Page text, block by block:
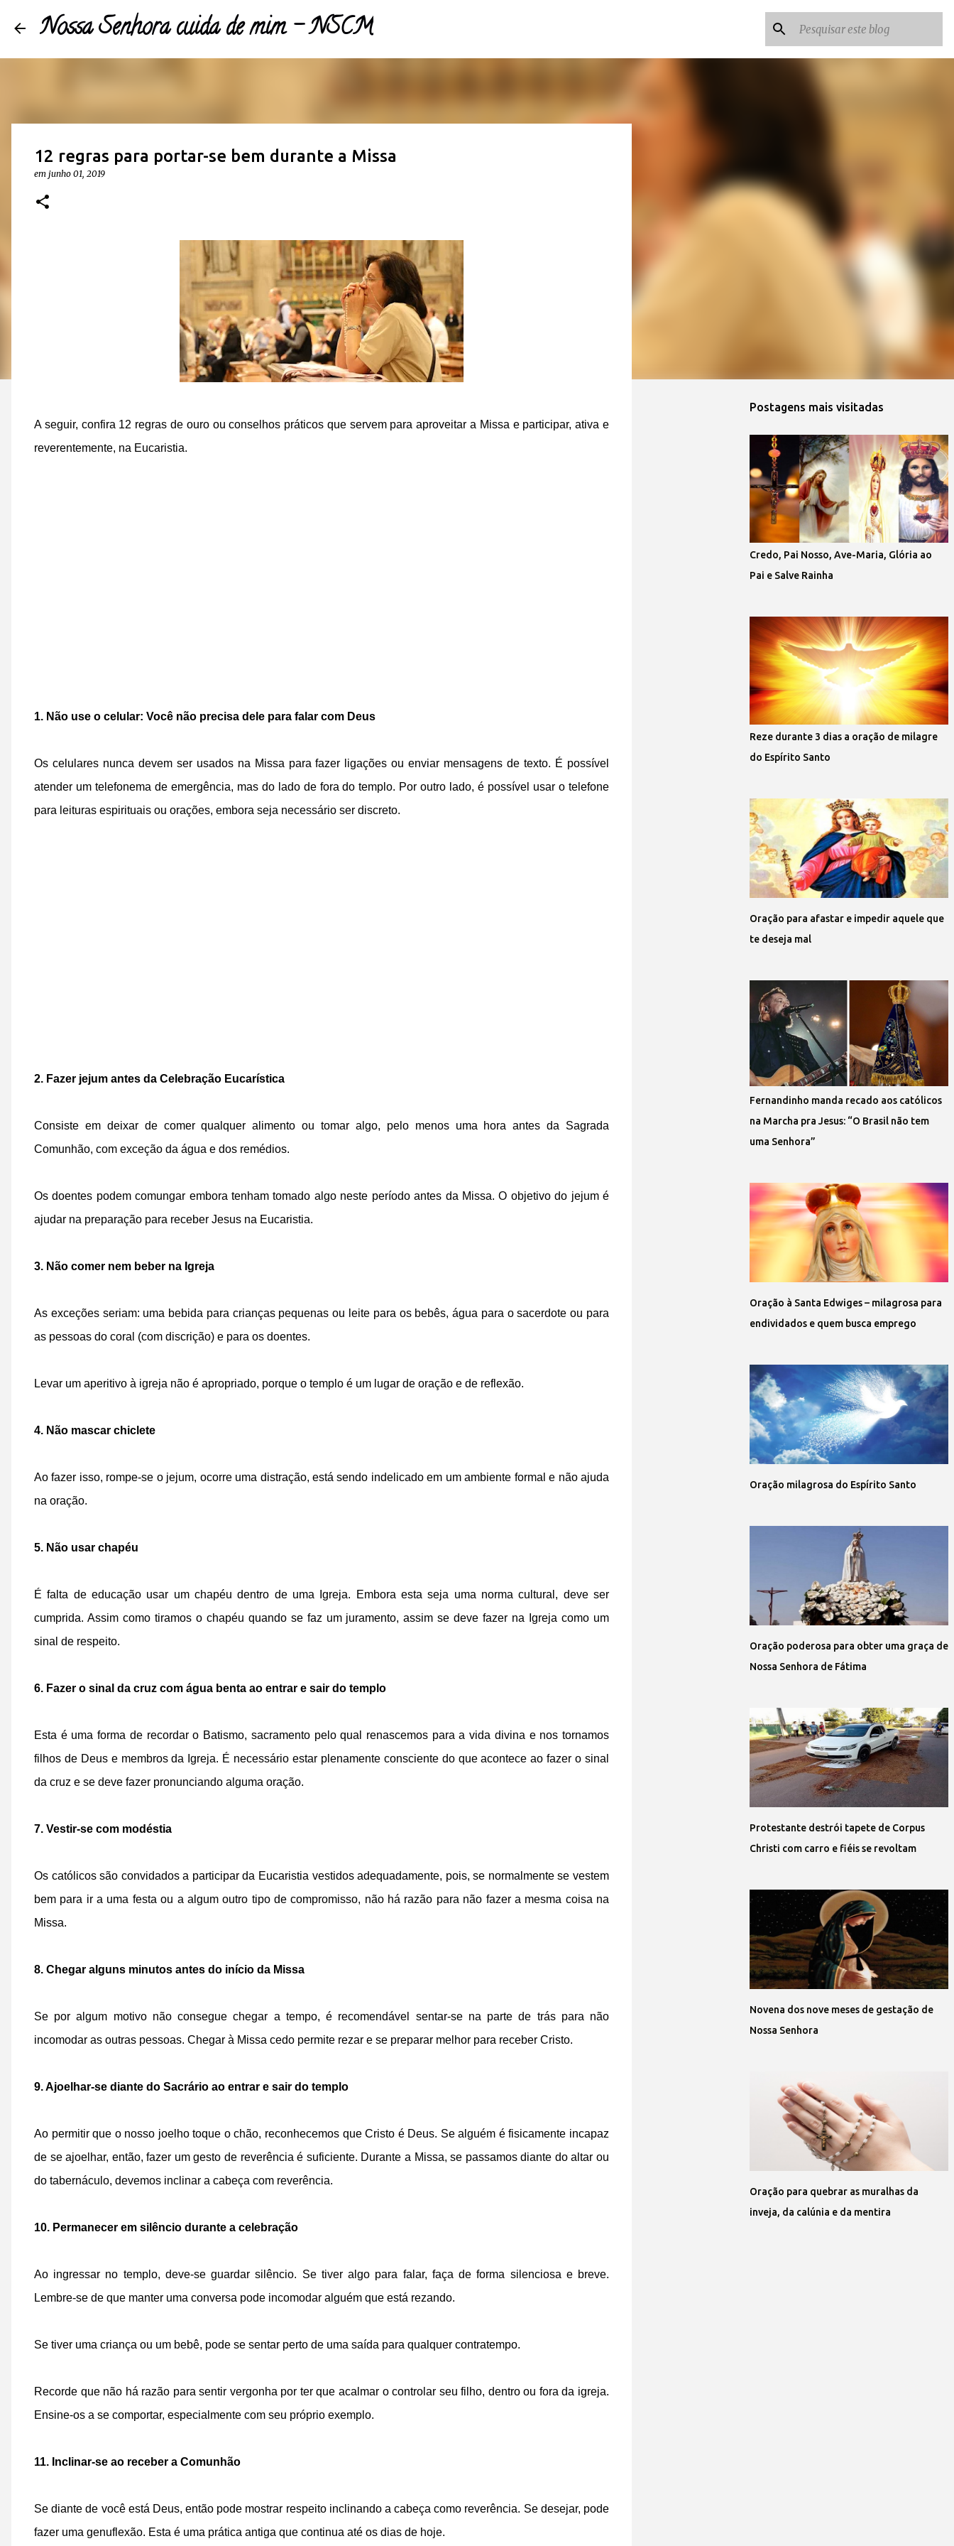
Nossa Senhora cuida de mim - NSCM
12 regras para portar-se bem durante a Missa
em junho 01, 2019
A seguir, confira 12 regras de ouro ou conselhos práticos que servem para aproveitar a Missa e participar, ativa e
reverentemente, na Eucaristia.
1. Não use o celular: Você não precisa dele para falar com Deus
Os celulares nunca devem ser usados na Missa para fazer ligações ou enviar mensagens de texto. É possível
atender um telefonema de emergência, mas do lado de fora do templo. Por outro lado, é possível usar o telefone
para leituras espirituais ou orações, embora seja necessário ser discreto.
2. Fazer jejum antes da Celebração Eucarística
Consiste em deixar de comer qualquer alimento ou tomar algo, pelo menos uma hora antes da Sagrada
Comunhão, com exceção da água e dos remédios.
Os doentes podem comungar embora tenham tomado algo neste período antes da Missa. O objetivo do jejum é
ajudar na preparação para receber Jesus na Eucaristia.
3. Não comer nem beber na Igreja
As exceções seriam: uma bebida para crianças pequenas ou leite para os bebês, água para o sacerdote ou para
as pessoas do coral (com discrição) e para os doentes.
Levar um aperitivo à igreja não é apropriado, porque o templo é um lugar de oração e de reflexão.
4. Não mascar chiclete
Ao fazer isso, rompe-se o jejum, ocorre uma distração, está sendo indelicado em um ambiente formal e não ajuda
na oração.
5. Não usar chapéu
É falta de educação usar um chapéu dentro de uma Igreja. Embora esta seja uma norma cultural, deve ser
cumprida. Assim como tiramos o chapéu quando se faz um juramento, assim se deve fazer na Igreja como um
sinal de respeito.
6. Fazer o sinal da cruz com água benta ao entrar e sair do templo
Esta é uma forma de recordar o Batismo, sacramento pelo qual renascemos para a vida divina e nos tornamos
filhos de Deus e membros da Igreja. É necessário estar plenamente consciente do que acontece ao fazer o sinal
da cruz e se deve fazer pronunciando alguma oração.
7. Vestir-se com modéstia
Os católicos são convidados a participar da Eucaristia vestidos adequadamente, pois, se normalmente se vestem
bem para ir a uma festa ou a algum outro tipo de compromisso, não há razão para não fazer a mesma coisa na
Missa.
8. Chegar alguns minutos antes do início da Missa
Se por algum motivo não consegue chegar a tempo, é recomendável sentar-se na parte de trás para não
incomodar as outras pessoas. Chegar à Missa cedo permite rezar e se preparar melhor para receber Cristo.
9. Ajoelhar-se diante do Sacrário ao entrar e sair do templo
Ao permitir que o nosso joelho toque o chão, reconhecemos que Cristo é Deus. Se alguém é fisicamente incapaz
de se ajoelhar, então, fazer um gesto de reverência é suficiente. Durante a Missa, se passamos diante do altar ou
do tabernáculo, devemos inclinar a cabeça com reverência.
10. Permanecer em silêncio durante a celebração
Ao ingressar no templo, deve-se guardar silêncio. Se tiver algo para falar, faça de forma silenciosa e breve.
Lembre-se de que manter uma conversa pode incomodar alguém que está rezando.
Se tiver uma criança ou um bebê, pode se sentar perto de uma saída para qualquer contratempo.
Recorde que não há razão para sentir vergonha por ter que acalmar o controlar seu filho, dentro ou fora da igreja.
Ensine-os a se comportar, especialmente com seu próprio exemplo.
11. Inclinar-se ao receber a Comunhão
Se diante de você está Deus, então pode mostrar respeito inclinando a cabeça como reverência. Se desejar, pode
fazer uma genuflexão. Esta é uma prática antiga que continua até os dias de hoje.
Postagens mais visitadas
Credo, Pai Nosso, Ave-Maria, Glória ao
Pai e Salve Rainha
Reze durante 3 dias a oração de milagre
do Espírito Santo
Oração para afastar e impedir aquele que
te deseja mal
Fernandinho manda recado aos católicos
na Marcha pra Jesus: “O Brasil não tem
uma Senhora”
Oração à Santa Edwiges – milagrosa para
endividados e quem busca emprego
Oração milagrosa do Espírito Santo
Oração poderosa para obter uma graça de
Nossa Senhora de Fátima
Protestante destrói tapete de Corpus
Christi com carro e fiéis se revoltam
Novena dos nove meses de gestação de
Nossa Senhora
Oração para quebrar as muralhas da
inveja, da calúnia e da mentira